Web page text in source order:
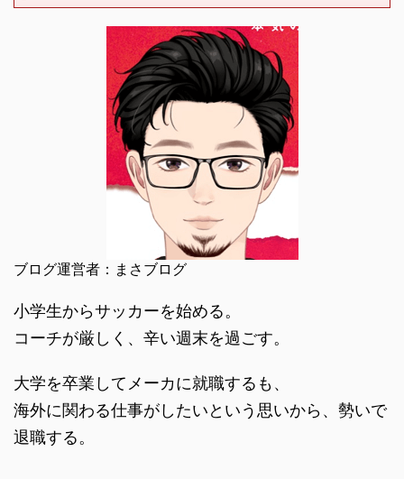
ブログ運営者：まさブログ
小学生からサッカーを始める。
コーチが厳しく、辛い週末を過ごす。
大学を卒業してメーカに就職するも、
海外に関わる仕事がしたいという思いから、勢いで
退職する。